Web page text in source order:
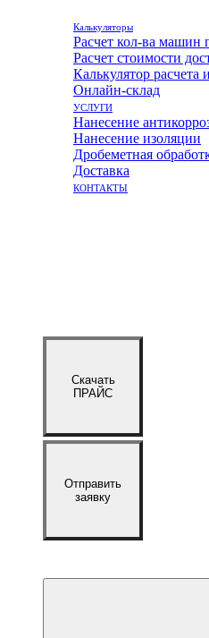
Калькуляторы
Расчет кол-ва машин
Расчет стоимости
Калькулятор расчета
Онлайн-склад
УСЛУГИ
Нанесение
Нанесение изоляции
Дробеметная
Доставка
КОНТАКТЫ
Скачать
ПРАЙС
Отправить
заявку